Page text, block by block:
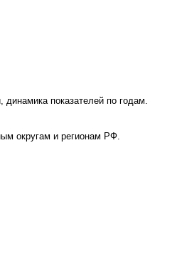
динамика показателей по годам.
округам и регионам РФ.